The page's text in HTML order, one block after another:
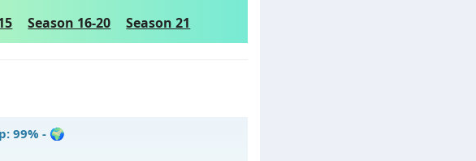
Season 16-20 Season 21
99% - 🌍